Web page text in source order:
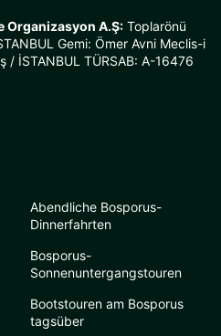
Organizasyon A.Ş: Toplarönü
Gemi: Ömer Avni Meclis-i
İSTANBUL TÜRSAB: A-16476
Abendliche Bosporus-
Dinnerfahrten
Bosporus-
Sonnenuntergangstouren
Bootstouren am Bosporus
tagsüber